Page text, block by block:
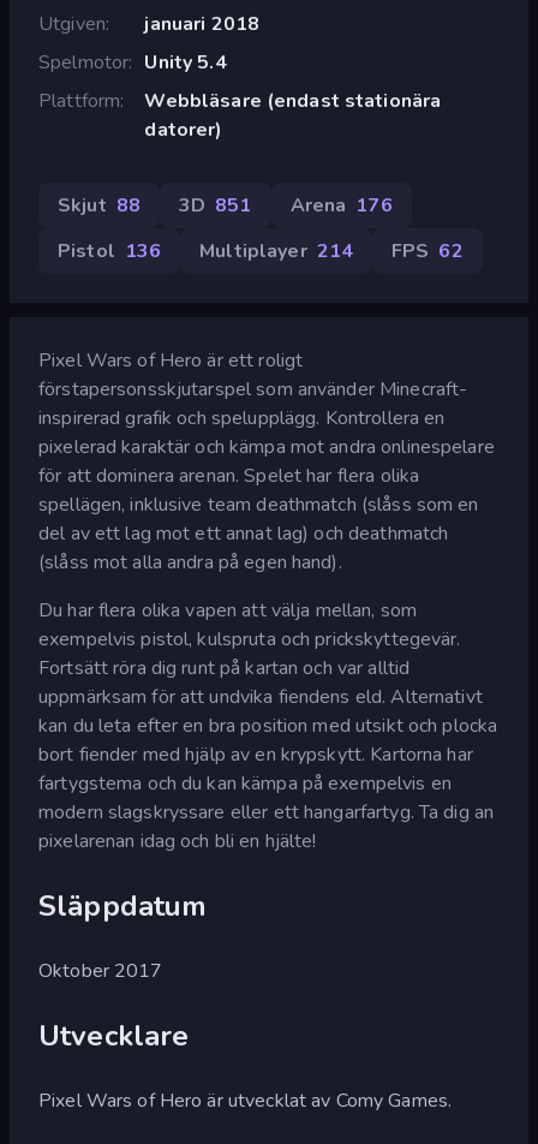
Utgiven
januari 2018
Spelmotor
Unity 5.4
Plattform
Webbläsare (endast stationära
datorer)
Skjut 88 3D 851 Arena 176
Pistol 136 Multiplayer 214 FPS 62
Pixel Wars of Hero är ett roligt
förstapersonsskjutarspel som använder Minecraft-
inspirerad grafik och spelupplägg. Kontrollera en
pixelerad karaktär och kämpa mot andra onlinespelare
för att dominera arenan. Spelet har flera olika
spellägen, inklusive team deathmatch (slåss som en
del av ett lag mot ett annat lag) och deathmatch
(slåss mot alla andra på egen hand).
Du har flera olika vapen att välja mellan, som
exempelvis pistol, kulspruta och prickskyttegevär.
Fortsätt röra dig runt på kartan och var alltid
uppmärksam för att undvika fiendens eld. Alternativt
kan du leta efter en bra position med utsikt och plocka
bort fiender med hjälp av en krypskytt. Kartorna har
fartygstema och du kan kämpa på exempelvis en
modern slagskryssare eller ett hangarfartyg. Ta dig an
pixelarenan idag och bli en hjälte!
Släppdatum
Oktober 2017
Utvecklare
Pixel Wars of Hero är utvecklat av Comy Games.